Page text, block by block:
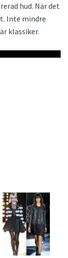
hud. När det
Inte mindre
klassiker.